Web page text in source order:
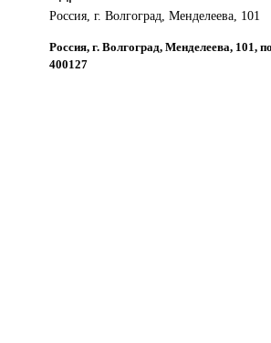
Россия, г. Волгоград, Менделеева, 101
Россия, г. Волгоград, Менделеева, 101,
400127